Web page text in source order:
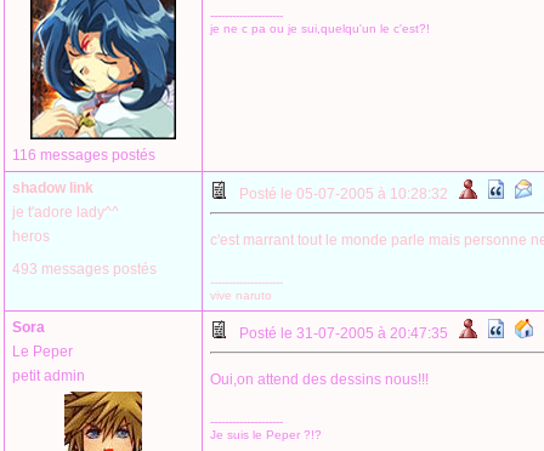
116 messages postés
--------------------
je ne c pa ou je sui,quelqu'un le c'est?!
shadow link
je t'adore lady^^
heros
493 messages postés
Posté le 05-07-2005 à 10:28:32
c'est marrant tout le monde parle mais personne
--------------------
vive naruto
Sora
Le Peper
petit admin
Posté le 31-07-2005 à 20:47:35
Oui,on attend des dessins nous!!!
--------------------
Je suis le Peper ?!?